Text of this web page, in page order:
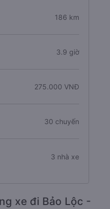
186 km
3.9 giờ
275.000 VNĐ
30 chuyến
3 nhà xe
xe đi Bảo Lộc -